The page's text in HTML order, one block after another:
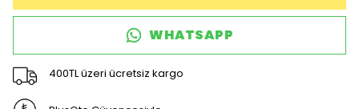
WHATSAPP
400TL üzeri ücretsiz kargo